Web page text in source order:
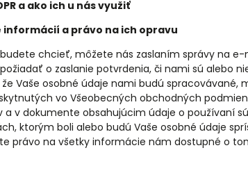
a ako ich u nás využiť
a právo na ich opravu
chcieť, môžete nás zaslaním správy na e-
o zaslanie potvrdenia, či nami sú alebo
Vaše osobné údaje nami budú spracovávané,
vo Všeobecných obchodných
a v dokumente obsahujúcim údaje o používaní
ktorým boli alebo budú Vaše osobné údaje
právo na všetky informácie nám dostupné o